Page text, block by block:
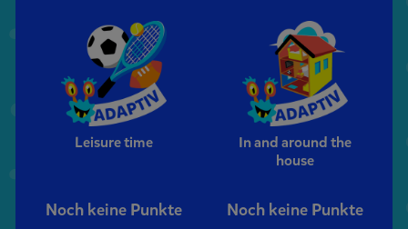
Leisure time
Noch keine Punkte
In and around the
house
Noch keine Punkte